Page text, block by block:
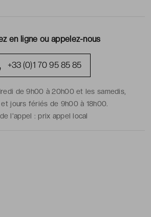
en ligne ou appelez-nous
+33 (0)1 70 95 85 85
de 9h00 à 20h00 et les samedis,
et jours fériés de 9h00 à 18h00.
l'appel :prix appel local